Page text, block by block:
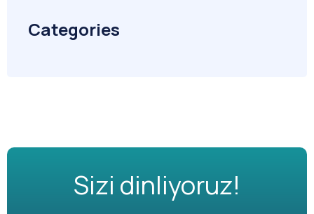
Categories
Sizi dinliyoruz!